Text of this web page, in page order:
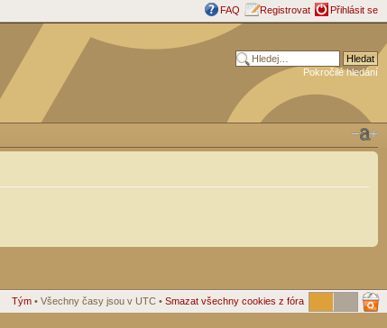
FAQ Registrovat Přihlásit se
Pokročilé hledání
Tým • Všechny časy jsou v UTC • Smazat všechny cookies z fóra